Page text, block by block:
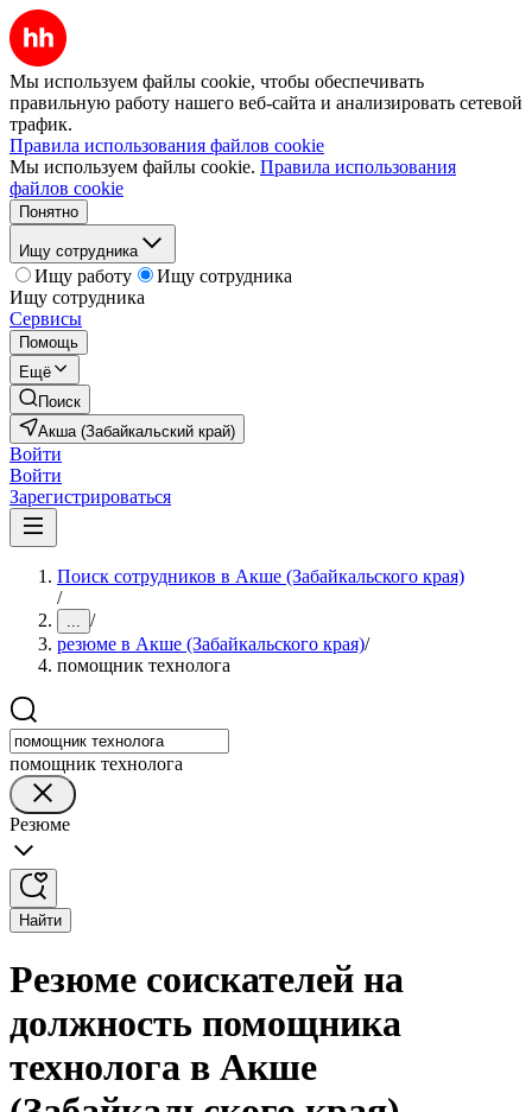
Мы используем файлы cookie, чтобы обеспечивать
правильную работу нашего веб-сайта и анализировать сетевой
трафик.
Правила использования файлов cookie
Мы используем файлы cookie. Правила использования
файлов cookie
Понятно
Ищу сотрудника
Ищу работу
Ищу сотрудника
Ищу сотрудника
Сервисы
Помощь
Ещё
Поиск
Акша (Забайкальский край)
Войти
Войти
Зарегистрироваться
Поиск сотрудников в Акше (Забайкальского края)
/
... /
резюме в Акше (Забайкальского края)/
помощник технолога
помощник технолога
Резюме
Найти
Резюме соискателей на
должность помощника
технолога в Акше